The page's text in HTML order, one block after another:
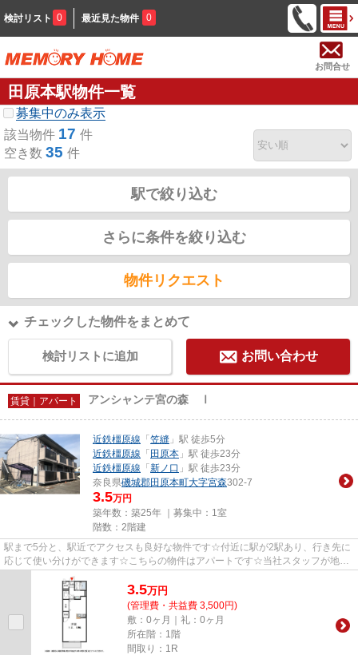
検討リスト 0 最近見た物件 0
お問合せ
田原本駅物件一覧
募集中のみ表示
該当物件 17 件
空き数 35 件
駅で絞り込む
さらに条件を絞り込む
物件リクエスト
チェックした物件をまとめて
検討リストに追加 お問い合わせ
賃貸｜アパート アンシャンテ宮の森 Ⅰ
近鉄橿原線 「 笠縫 」駅 徒歩5分
近鉄橿原線 「 田原本 」駅 徒歩23分
近鉄橿原線 「 新ノ口 」駅 徒歩23分
奈良県磯城郡田原本町大字宮森302-7
3.5万円
築年数：築25年 ｜募集中： 1室
階数：2階建
駅まで5分と、駅近でアクセスも良好な物件です☆付近に駅が2駅あり、行き先に
応じて使い分けができます☆こちらの物件はアパートです☆当社スタッフが地域
の賃貸情報をご提供いたします☆...
3.5万円
(管理費・共益費 3,500円)
敷：0ヶ月｜礼：0ヶ月
所在階：1階
間取り：1R